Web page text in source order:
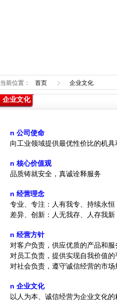
当前位置： 首页 企业文化
企业文化
n 公司使命
向工业领域提供最优性价比的机
n 核心价值观
品质铸就安全，真诚诠释服务
n 经营理念
专业、专注：人有我专、持续永恒
差异、创新：人无我存、人存我新
n 经营方针
对客户负责，供应优质的产品和服
对员工负责，提供实现自我价值的
对社会负责，遵守诚信经营的市场
n 企业文化
以人为本、诚信经营为企业文化的